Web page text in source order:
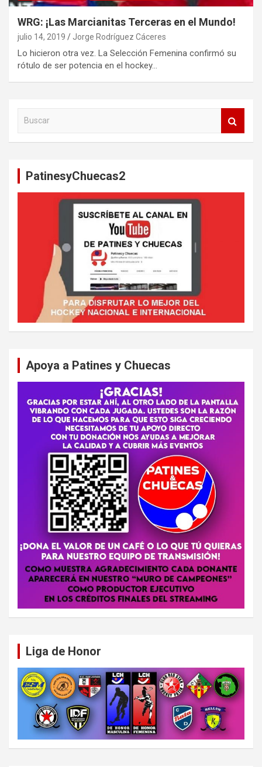
WRG: ¡Las Marcianitas Terceras en el Mundo!
julio 14, 2019 Jorge Rodríguez Cáceres
Lo hicieron otra vez. La Selección Femenina confirmó su
rótulo de ser potencia en el hockey…
PatinesyChuecas2
Apoya a Patines y Chuecas
Liga de Honor